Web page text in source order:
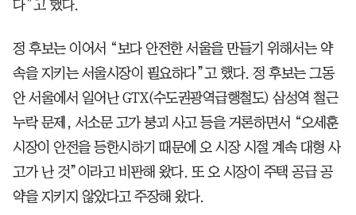
다”고 했다.
정 후보는 이어서 “보다 안전한 서울을 만들기 위해서는 약
속을 지키는 서울시장이 필요하다”고 했다. 정 후보는 그동
안 서울에서 일어난 GTX(수도권광역급행철도) 삼성역 철근
누락 문제, 서소문 고가 붕괴 사고 등을 거론하면서 “오세훈
시장이 안전을 등한시하기 때문에 오 시장 시절 계속 대형 사
고가 난 것”이라고 비판해 왔다. 또 오 시장이 주택 공급 공
약을 지키지 않았다고 주장해 왔다.